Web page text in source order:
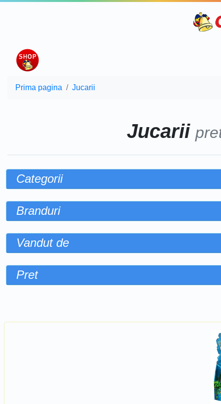
Prima pagina Jucarii
Jucarii
Categorii
Branduri
Vandut de
Pret